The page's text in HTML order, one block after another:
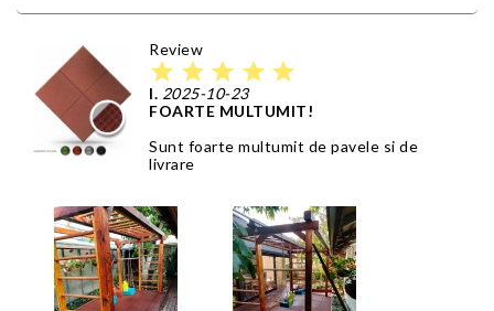
Review
star star star star star
I. 2025-10-23
FOARTE MULTUMIT!
Sunt foarte multumit de pavele si de
livrare